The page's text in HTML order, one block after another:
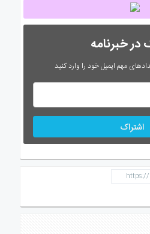
در خبرنامه
مهم ایمیل خود را وارد کنید
اشتراک